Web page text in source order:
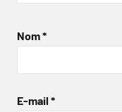
Nom*
E-mail *